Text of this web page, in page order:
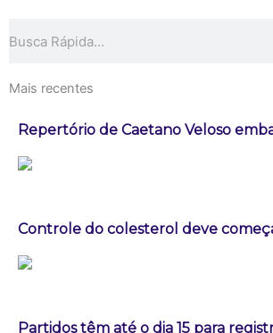
Mais recentes
Repertório de Caetano Veloso
Controle do colesterol deve
Partidos têm até o dia 15 para